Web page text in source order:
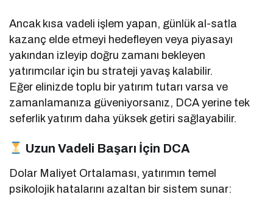
Ancak kısa vadeli işlem yapan, günlük al-satla
kazanç elde etmeyi hedefleyen veya piyasayı
yakından izleyip doğru zamanı bekleyen
yatırımcılar için bu strateji yavaş kalabilir.
Eğer elinizde toplu bir yatırım tutarı varsa ve
zamanlamanıza güveniyorsanız, DCA yerine tek
seferlik yatırım daha yüksek getiri sağlayabilir.
Uzun Vadeli Başarı İçin DCA
Dolar Maliyet Ortalaması, yatırımın temel
psikolojik hatalarını azaltan bir sistem sunar: